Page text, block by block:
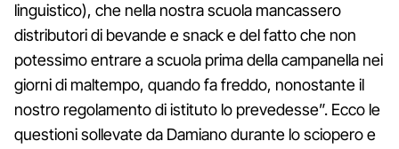
linguistico), che nella nostra scuola mancassero
distributori di bevande e snack e del fatto che non
potessimo entrare a scuola prima della campanella nei
giorni di maltempo, quando fa freddo, nonostante il
nostro regolamento di istituto lo prevedesse”. Ecco le
questioni sollevate da Damiano durante lo sciopero e